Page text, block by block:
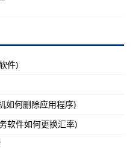
件)
如何删除应用程序)
软件如何更换汇率)